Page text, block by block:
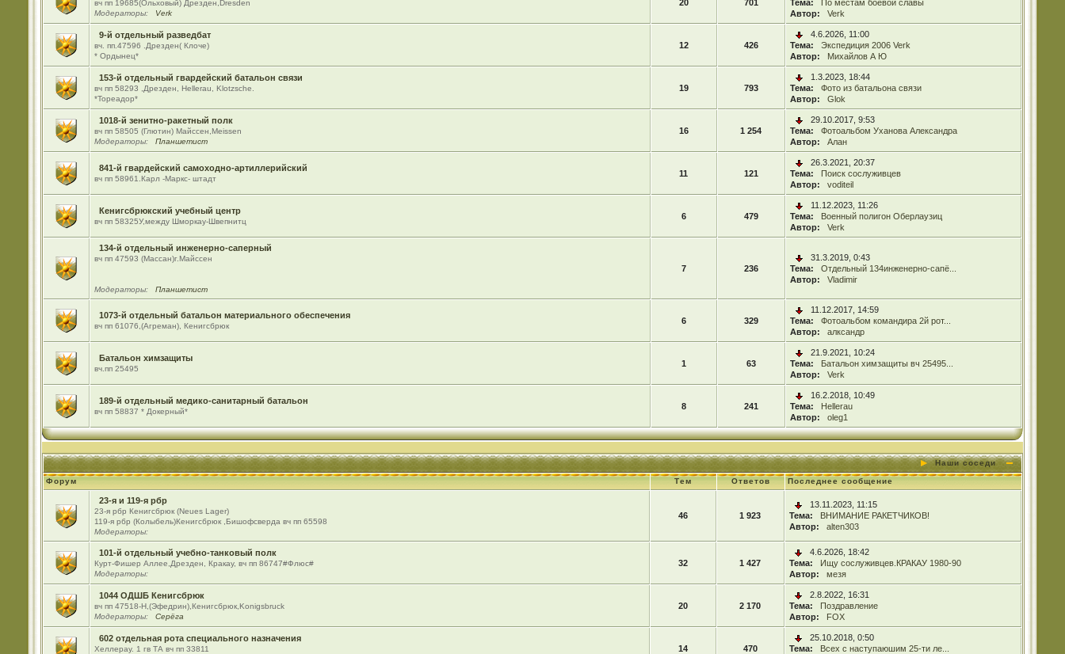
вч пп 19685(Ольховый) Дрезден,Dresden
Модераторы:
Verk
20 701
Тема:
По местам боевой славы
Автор:
Verk
9-й отдельный разведбат
вч. пп.47596 .Дрезден( Клоче)
* Ордынец*
12 426
4.6.2026, 11:00
Тема:
Экспедиция 2006 Verk
Автор:
Михайлов А Ю
153-й отдельный гвардейский батальон связи
вч пп 58293 ,Дрезден, Hellerau, Klotzsche.
*Тореадор*
19 793
1.3.2023, 18:44
Тема:
Фото из батальона связи
Автор:
Glok
1018-й зенитно-ракетный полк
вч пп 58505 (Глютин) Майсcен,Meissen
Модераторы:
Планшетист
16 1 254
29.10.2017, 9:53
Тема:
Фотоальбом Уханова Александра
Автор:
Алан
841-й гвардейский самоходно-артиллерийский
вч пп 58961.Карл -Маркс- штадт
11 121
26.3.2021, 20:37
Тема:
Поиск сослуживцев
Автор:
voditeil
Кенигсбрюкский учебный центр
вч пп 58325У,между Шморкау-Швепнитц
6 479
11.12.2023, 11:26
Тема:
Военный полигон Оберлаузиц
Автор:
Verk
134-й отдельный инженерно-саперный
вч пп 47593 (Массан)г.Майссен
Модераторы: Планшетист
7 236
31.3.2019, 0:43
Тема:
Отдельный 134инженерно-сапё...
Автор:
Vladimir
1073-й отдельный батальон материального обеспечения
вч пп 61076,(Агреман), Кенигсбрюк
6 329
11.12.2017, 14:59
Тема:
Фотоальбом командира 2й рот...
Автор:
алксандр
Батальон химзащиты
вч.пп 25495
1 63
21.9.2021, 10:24
Тема:
Батальон химзащиты вч 25495...
Автор:
Verk
189-й отдельный медико-санитарный батальон
вч пп 58837 * Докерный*
8 241
16.2.2018, 10:49
Тема:
Hellerau
Автор:
oleg1
Наши соседи
Форум Тем Ответов Последнее сообщение
23-я и 119-я рбр
23-я рбр Кенигсбрюк (Neues Lager)
119-я рбр (Колыбель)Кенигсбрюк ,Бишофсверда вч пп 65598
Модераторы:
46 1 923
13.11.2023, 11:15
Тема:
ВНИМАНИЕ РАКЕТЧИКОВ!
Автор:
alten303
101-й отдельный учебно-танковый полк
Курт-Фишер Аллее,Дрезден, Кракау, вч пп 86747#Флюс#
Модераторы:
32 1 427
4.6.2026, 18:42
Тема:
Ищу сослуживцев.КРАКАУ 1980-90
Автор:
мезя
1044 ОДШБ Кенигсбрюк
вч пп 47518-Н,(Эфедрин),Кенигсбрюк,Konigsbruck
Модераторы:
Серёга
20 2 170
2.8.2022, 16:31
Тема:
Поздравление
Автор:
FOX
602 отдельная рота специального назначения
Хеллерау. 1 гв ТА вч пп 33811
14 470
25.10.2018, 0:50
Тема:
Всех с наступаюшим 25-ти ле...